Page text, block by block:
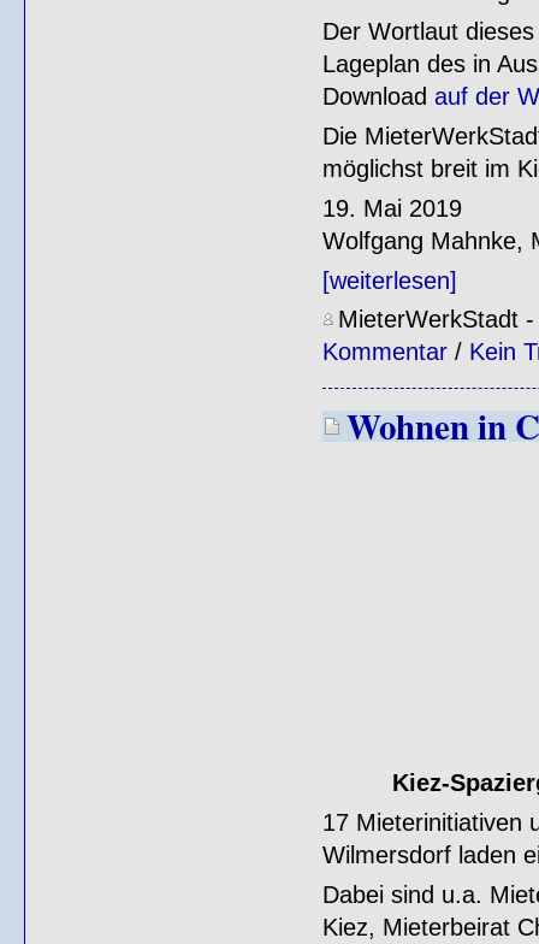
Der Wortlaut
Lageplan des in
Download auf der
Die
möglichst breit im
19. Mai 2019
Wolfgang Mahnke,
[weiterlesen]
MieterWerkStadt
Kommentar/ Kein
Wohnen in
Kiez-
17 Mieterinitiativen
Wilmersdorf laden
Dabei sind u.a.
Kiez, Mieterbeirat